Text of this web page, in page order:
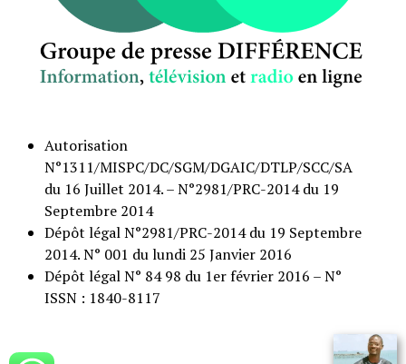
Autorisation
N°1311/MISPC/DC/SGM/DGAIC/DTLP/SCC/SA
du 16 Juillet 2014. – N°2981/PRC-2014 du 19
Septembre 2014
Dépôt légal N°2981/PRC-2014 du 19 Septembre
2014. N° 001 du lundi 25 Janvier 2016
Dépôt légal N° 84 98 du 1er février 2016 – N°
ISSN : 1840-8117